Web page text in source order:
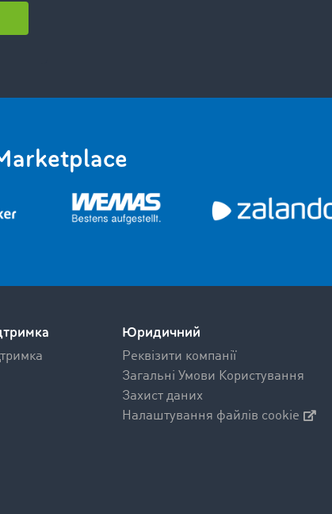
Юридичний
Реквізити компанії
Загальні Умови Користування
Захист даних
Налаштування файлів cookie